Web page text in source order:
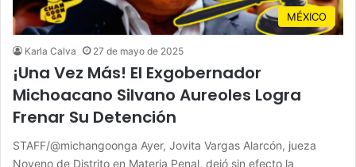
MÉXICO
Karla Calva 27 de mayo de 2025
¡Una Vez Más! El Exgobernador
Michoacano Silvano Aureoles Logra
Frenar Su Detención
STAFF/@michangoonga Ayer, Jovita Vargas Alarcón, jueza
Noveno de Distrito en Materia Penal, dejó sin efecto la